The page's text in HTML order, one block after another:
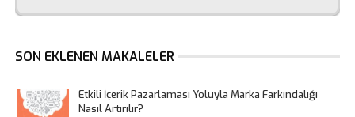
SON EKLENEN MAKALELER
Etkili İçerik Pazarlaması Yoluyla Marka Farkındalığı
Nasıl Artırılır?